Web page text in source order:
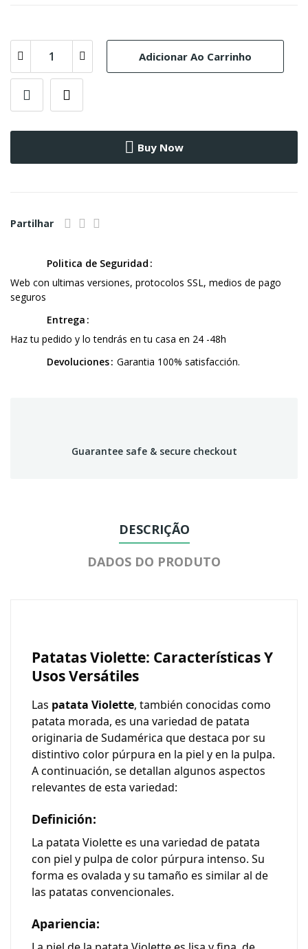
Adicionar Ao Carrinho
Buy Now
Partilhar
Politica de Seguridad
Web con ultimas versiones, protocolos SSL, medios de pago
seguros
Entrega
Haz tu pedido y lo tendrás en tu casa en 24 -48h
Devoluciones Garantia 100% satisfacción.
Guarantee safe & secure checkout
DESCRIÇÃO
DADOS DO PRODUTO
Patatas Violette: Características Y
Usos Versátiles
Las patata Violette, también conocidas como
patata morada, es una variedad de patata
originaria de Sudamérica que destaca por su
distintivo color púrpura en la piel y en la pulpa.
A continuación, se detallan algunos aspectos
relevantes de esta variedad:
Definición:
La patata Violette es una variedad de patata
con piel y pulpa de color púrpura intenso. Su
forma es ovalada y su tamaño es similar al de
las patatas convencionales.
Apariencia: